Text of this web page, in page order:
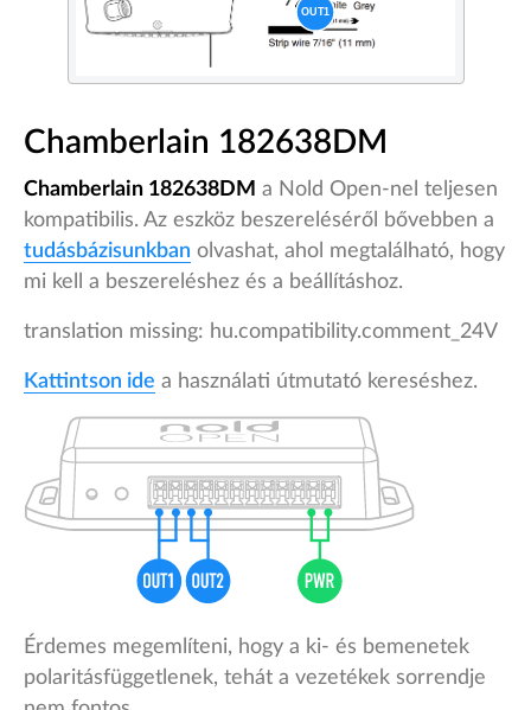
Chamberlain 182638DM
Chamberlain 182638DM a Nold Open-nel teljesen
kompatibilis. Az eszköz beszereléséről bővebben a
tudásbázisunkban olvashat, ahol megtalálható, hogy
mi kell a beszereléshez és a beállításhoz.
translation missing: hu.compatibility.comment_24V
Kattintson ide a használati útmutató kereséshez.
Érdemes megemlíteni, hogy a ki- és bemenetek
polaritásfüggetlenek, tehát a vezetékek sorrendje